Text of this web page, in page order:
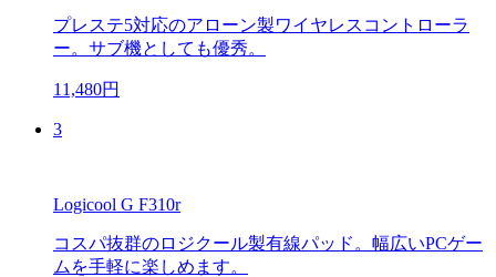
プレステ5対応のアローン製ワイヤレスコントローラ
ー。サブ機としても優秀。
11,480円
3
Logicool G F310r
コスパ抜群のロジクール製有線パッド。幅広いPCゲー
ムを手軽に楽しめます。